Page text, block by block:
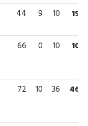
44 9 10 19
66 0 10 10
72 10 36 46